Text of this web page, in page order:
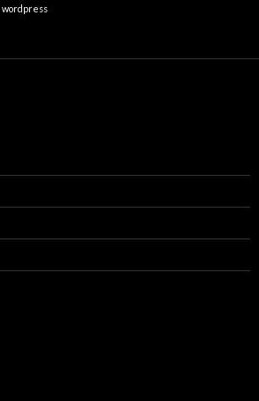
wordpress